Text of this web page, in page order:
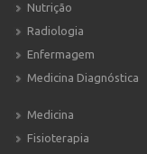
Nutrição
Radiologia
Enfermagem
Medicina Diagnóstica
Medicina
Fisioterapia